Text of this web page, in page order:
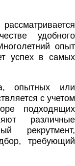
удобного
опыт
успех в самых
опытных или
с учетом
подходящих
различные
рекрутмент,
требующий